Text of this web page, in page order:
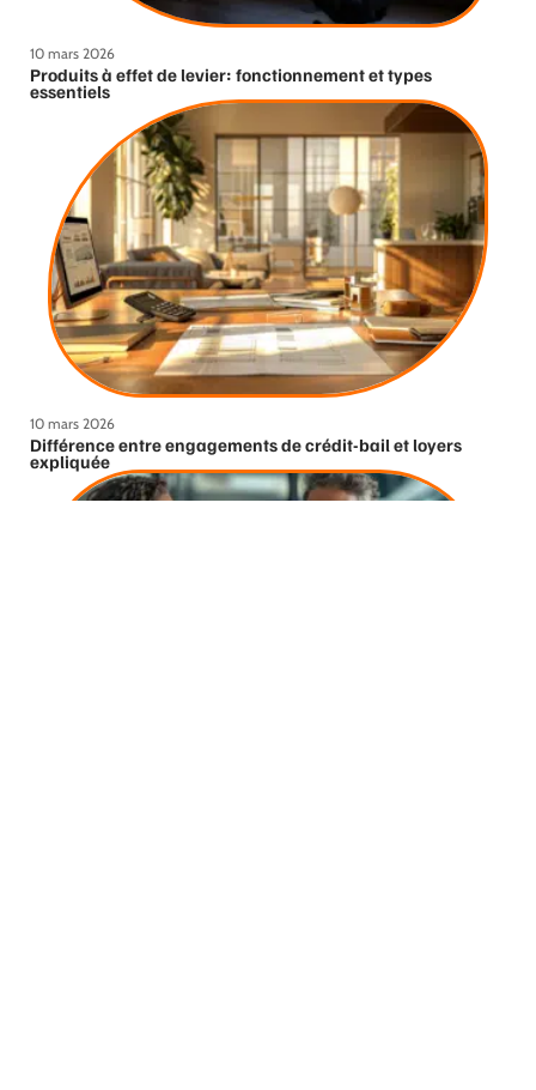
10 mars 2026
Produits à effet de levier: fonctionnement et types
essentiels
10 mars 2026
Différence entre engagements de crédit-bail et loyers
expliquée